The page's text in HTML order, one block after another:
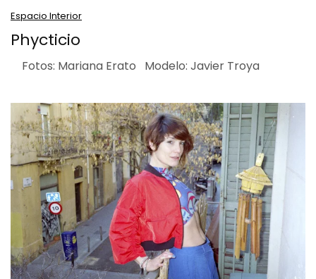
Espacio Interior
Phycticio
Fotos: Mariana Erato Modelo: Javier Troya